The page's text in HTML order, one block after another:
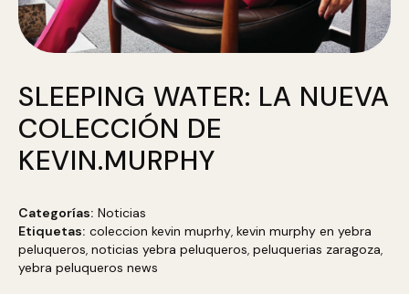
SLEEPING WATER: LA NUEVA
COLECCIÓN DE
KEVIN.MURPHY
Categorías: Noticias
Etiquetas: coleccion kevin muprhy, kevin murphy en yebra
peluqueros, noticias yebra peluqueros, peluquerias zaragoza,
yebra peluqueros news